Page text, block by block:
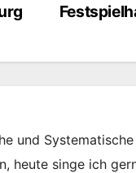
und
heute singe ich